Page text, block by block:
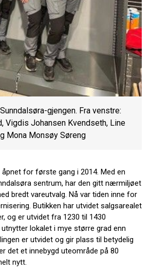
gjengen. Fra venstre:
Vigdis Johansen Kvendseth, Line
Mona Monsøy Søreng
for første gang i 2014. Med en
sentrum, har den gitt nærmiljøet
bredt vareutvalg. Nå var tiden inne for
Butikken har utvidet salgsarealet
og er utvidet fra 1230 til 1430
lokalet i mye større grad enn
er utvidet og gir plass til betydelig
det et innebygd uteområde på 80
nytt.